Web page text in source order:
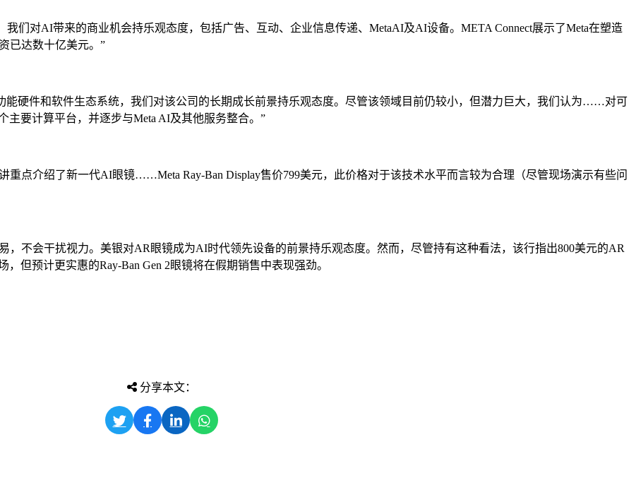
们对AI带来的商业机会持乐观态度，包括广告、互动、企业信息传递、MetaAI及AI设备。META Connect展示了Meta在塑造
已达数十亿美元。”
能硬件和软件生态系统，我们对该公司的长期成长前景持乐观态度。尽管该领域目前仍较小，但潜力巨大，我们认为……对可
主要计算平台，并逐步与Meta AI及其他服务整合。”
重点介绍了新一代AI眼镜……Meta Ray-Ban Display售价799美元，此价格对于该技术水平而言较为合理（尽管现场演示有些问
，不会干扰视力。美银对AR眼镜成为AI时代领先设备的前景持乐观态度。然而，尽管持有这种看法，该行指出800美元的AR
但预计更实惠的Ray-Ban Gen 2眼镜将在假期销售中表现强劲。
分享本文：